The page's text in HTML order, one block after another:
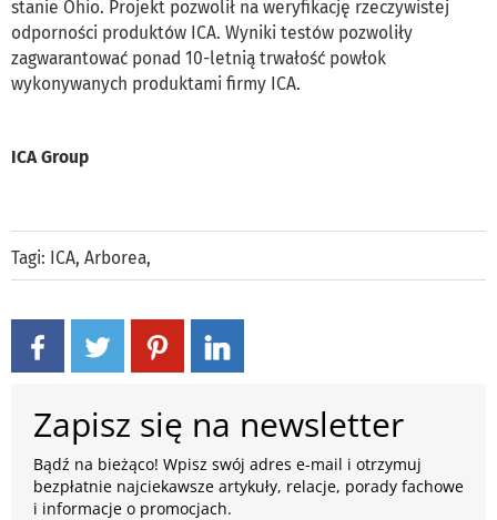
stanie Ohio. Projekt pozwolił na weryfikację rzeczywistej
odporności produktów ICA. Wyniki testów pozwoliły
zagwarantować ponad 10-letnią trwałość powłok
wykonywanych produktami firmy ICA.
ICA Group
Tagi: ICA, Arborea,
Zapisz się na newsletter
Bądź na bieżąco! Wpisz swój adres e-mail i otrzymuj
bezpłatnie najciekawsze artykuły, relacje, porady fachowe
i informacje o promocjach.